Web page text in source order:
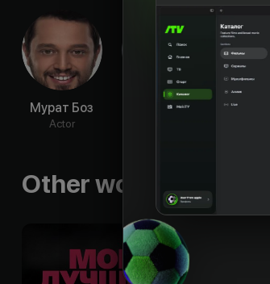
Мурат Боз
Actor
Бурак
Other works by the